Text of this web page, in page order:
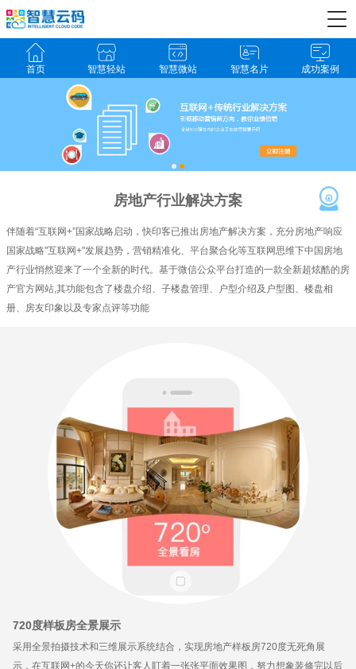
首页 智慧轻站 智慧微站 智慧名片 成功案例
房地产行业解决方案
伴随着“互联网+”国家战略启动，快印客已推出房地产解决方案，充分房地产响应
国家战略"互联网+"发展趋势，营销精准化、平台聚合化等互联网思维下中国房地
产行业悄然迎来了一个全新的时代。基于微信公众平台打造的一款全新超炫酷的房
产官方网站,其功能包含了楼盘介绍、子楼盘管理、户型介绍及户型图、楼盘相
册、房友印象以及专家点评等功能
720度样板房全景展示
采用全景拍摄技术和三维展示系统结合，实现房地产样板房720度无死角展
示，在互联网+的今天你还让客人盯着一张张平面效果图，努力想象装修完以后